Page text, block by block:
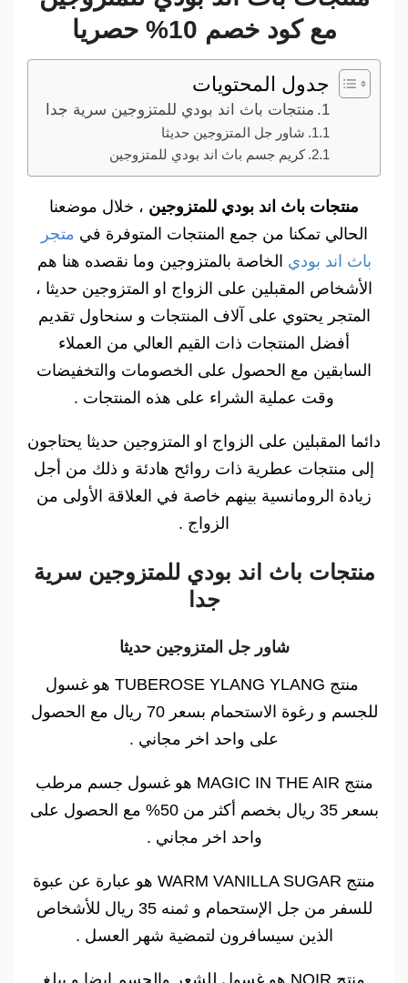
مع كود خصم 10% حصريا
جدول المحتويات
منتجات باث اند بودي للمتزوجين سرية جدا
شاور جل المتزوجين حديثا
كريم جسم باث اند بودي للمتزوجين
منتجات باث اند بودي للمتزوجين ، خلال موضعنا
الحالي تمكنا من جمع المنتجات المتوفرة في متجر
باث اند بودي الخاصة بالمتزوجين وما نقصده هنا هم
الأشخاص المقبلين على الزواج او المتزوجين حديثا ،
المتجر يحتوي على آلاف المنتجات و سنحاول تقديم
أفضل المنتجات ذات القيم العالي من العملاء
السابقين مع الحصول على الخصومات والتخفيضات
وقت عملية الشراء على هذه المنتجات .
دائما المقبلين على الزواج او المتزوجين حديثا يحتاجون
إلى منتجات عطرية ذات روائح هادئة و ذلك من أجل
زيادة الرومانسية بينهم خاصة في العلاقة الأولى من
الزواج .
منتجات باث اند بودي للمتزوجين سرية
جدا
شاور جل المتزوجين حديثا
منتج TUBEROSE YLANG YLANG هو غسول
للجسم و رغوة الاستحمام بسعر 70 ريال مع الحصول
على واحد اخر مجاني .
منتج MAGIC IN THE AIR هو غسول جسم مرطب
بسعر 35 ريال بخصم أكثر من 50% مع الحصول على
واحد اخر مجاني .
منتج WARM VANILLA SUGAR هو عبارة عن عبوة
للسفر من جل الإستحمام و ثمنه 35 ريال للأشخاص
الذين سيسافرون لتمضية شهر العسل .
منتج NOIR هو غسول للشعر والجسم ايضا و يبلغ